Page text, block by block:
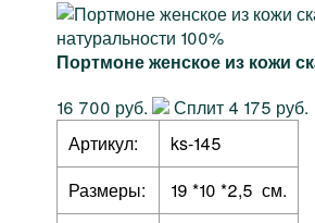
натуральности 100%
Портмоне женское из кожи
16 700 руб.
Сплит 4 175 руб.
Артикул:
ks-145
Размеры:
19 *10 *2,5 см.